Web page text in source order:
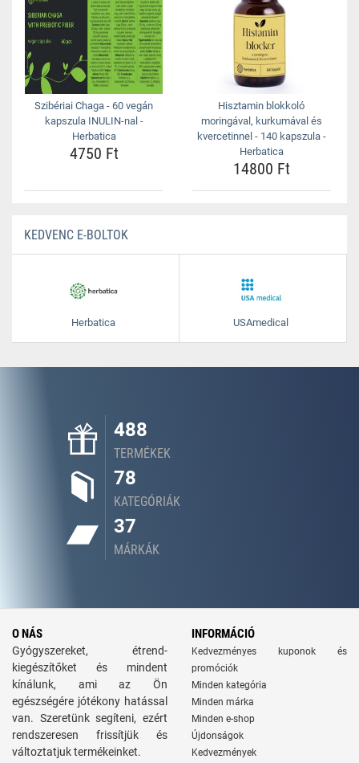
Szibériai Chaga - 60 vegán
kapszula INULIN-nal -
Herbatica
4750 Ft
Hisztamin blokkoló
moringával, kurkumával és
kvercetinnel - 140 kapszula -
Herbatica
14800 Ft
KEDVENC E-BOLTOK
Herbatica USAmedical
488
TERMÉKEK
78
KATEGÓRIÁK
37
MÁRKÁK
O NÁS
Gyógyszereket, étrend-
kiegészítőket és mindent
kínálunk, ami az Ön
egészségére jótékony hatással
van. Szeretünk segíteni, ezért
rendszeresen frissítjük és
változtatjuk termékeinket.
INFORMÁCIÓ
Kedvezményes kuponok és
promóciók
Minden kategória
Minden márka
Minden e-shop
Újdonságok
Kedvezmények